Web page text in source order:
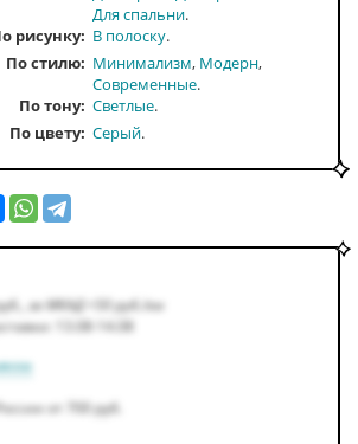
Для спальни
рисунку
В полоску
По стилю
Минимализм Модерн
Современные
По тону Светлые
По цвету Серый
за МКАД +50руб. /км
13.08-14.08
от 700 руб.